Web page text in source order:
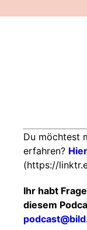
Du möchtest
erfahren?
(https://
Ihr habt
diesem